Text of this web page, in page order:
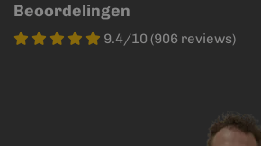
Beoordelingen
9.4/10 (906 reviews)